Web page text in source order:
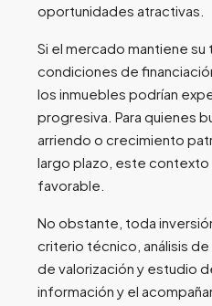
oportunidades atractivas.
Si el mercado mantiene
condiciones de
los inmuebles podrían
progresiva. Para quienes
arriendo o crecimiento
largo plazo, este
favorable.
No obstante, toda
criterio técnico, análisis
de valorización y estudio
información y el